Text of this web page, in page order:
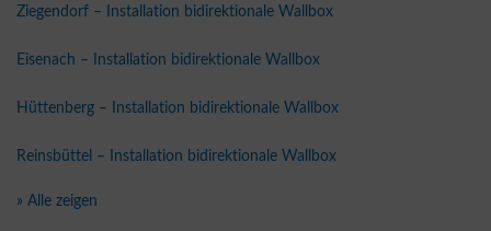
Ziegendorf – Installation bidirektionale Wallbox
Eisenach – Installation bidirektionale Wallbox
Hüttenberg – Installation bidirektionale Wallbox
Reinsbüttel – Installation bidirektionale Wallbox
» Alle zeigen